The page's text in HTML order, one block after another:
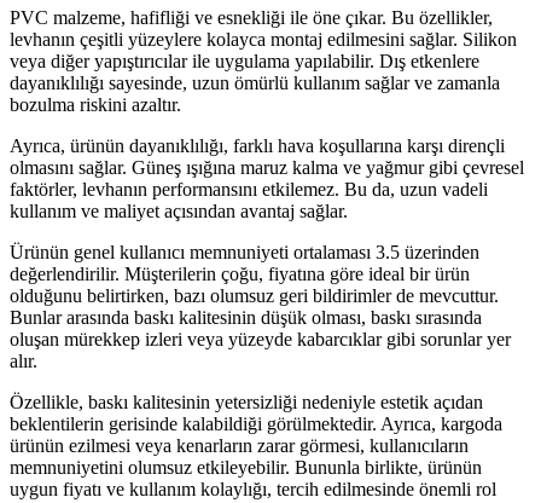
PVC malzeme, hafifliği ve esnekliği ile öne çıkar. Bu özellikler,
levhanın çeşitli yüzeylere kolayca montaj edilmesini sağlar. Silikon
veya diğer yapıştırıcılar ile uygulama yapılabilir. Dış etkenlere
dayanıklılığı sayesinde, uzun ömürlü kullanım sağlar ve zamanla
bozulma riskini azaltır.
Ayrıca, ürünün dayanıklılığı, farklı hava koşullarına karşı dirençli
olmasını sağlar. Güneş ışığına maruz kalma ve yağmur gibi çevresel
faktörler, levhanın performansını etkilemez. Bu da, uzun vadeli
kullanım ve maliyet açısından avantaj sağlar.
Ürünün genel kullanıcı memnuniyeti ortalaması 3.5 üzerinden
değerlendirilir. Müşterilerin çoğu, fiyatına göre ideal bir ürün
olduğunu belirtirken, bazı olumsuz geri bildirimler de mevcuttur.
Bunlar arasında baskı kalitesinin düşük olması, baskı sırasında
oluşan mürekkep izleri veya yüzeyde kabarcıklar gibi sorunlar yer
alır.
Özellikle, baskı kalitesinin yetersizliği nedeniyle estetik açıdan
beklentilerin gerisinde kalabildiği görülmektedir. Ayrıca, kargoda
ürünün ezilmesi veya kenarların zarar görmesi, kullanıcıların
memnuniyetini olumsuz etkileyebilir. Bununla birlikte, ürünün
uygun fiyatı ve kullanım kolaylığı, tercih edilmesinde önemli rol